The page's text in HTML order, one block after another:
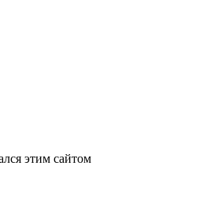
этим сайтом